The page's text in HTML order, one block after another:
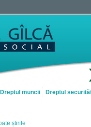
Dreptul muncii Dreptul
știrile